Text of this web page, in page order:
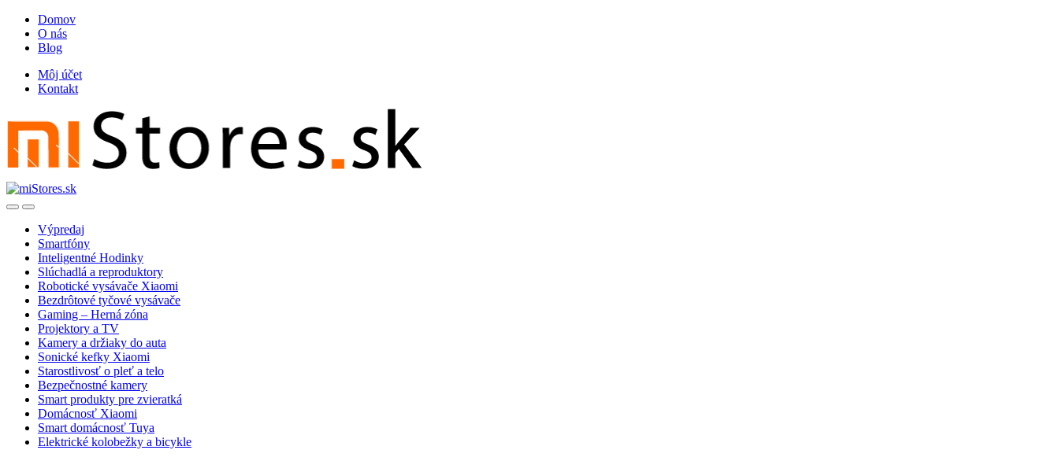
Skip
navigation
Skip
content
Domov
O nás
Blog
Môj účet
Kontakt
OpenClose
Výpredaj
Smartfóny
Inteligentné Hodinky
Slúchadlá a reproduktory
Robotické vysávače Xiaomi
Bezdrôtové tyčové vysávače
Gaming – Herná zóna
Projektory a TV
Kamery a držiaky do auta
Sonické kefky Xiaomi
Starostlivosť o pleť a telo
Bezpečnostné kamery
Smart produkty pre zvieratká
Domácnosť Xiaomi
Smart domácnosť Tuya
Elektrické kolobežky a bicykle